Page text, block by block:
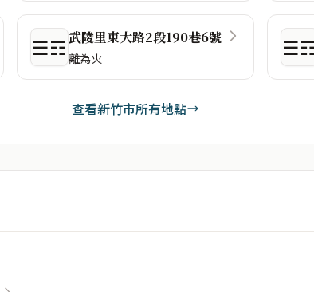
☰☶武陵里東大路2段190巷6號
離為火
查看新竹市所有地點